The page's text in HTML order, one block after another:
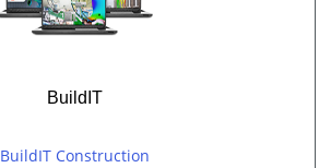
BuildIT
BuildIT Construction